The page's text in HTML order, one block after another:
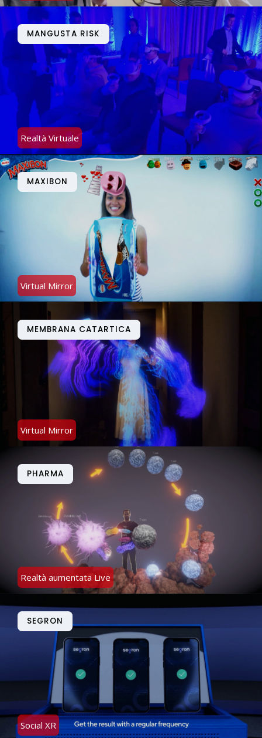
MANGUSTA RISK
Realtà Virtuale
MAXIBON
Virtual Mirror
MEMBRANA CATARTICA
Virtual Mirror
PHARMA
Realtà aumentata Live
SEGRON
Social XR